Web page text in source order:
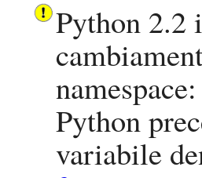
Python 2.2
Python
variabile